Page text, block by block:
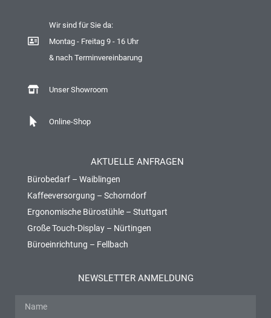
Wir sind für Sie da:
Montag - Freitag 9 - 16 Uhr
& nach Terminvereinbarung
Unser Showroom
Online-Shop
AKTUELLE ANFRAGEN
Bürobedarf – Waiblingen
Kaffeeversorgung – Schorndorf
Ergonomische Bürostühle – Stuttgart
Große Touch-Display – Nürtingen
Büroeinrichtung – Fellbach
NEWSLETTER ANMELDUNG